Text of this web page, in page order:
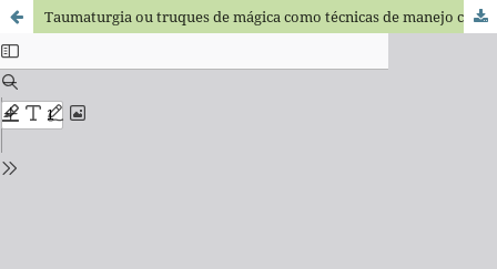
Taumaturgia ou truques de mágica como técnicas de manejo comportamental na Odontopediatria: Uma revisão narrativa